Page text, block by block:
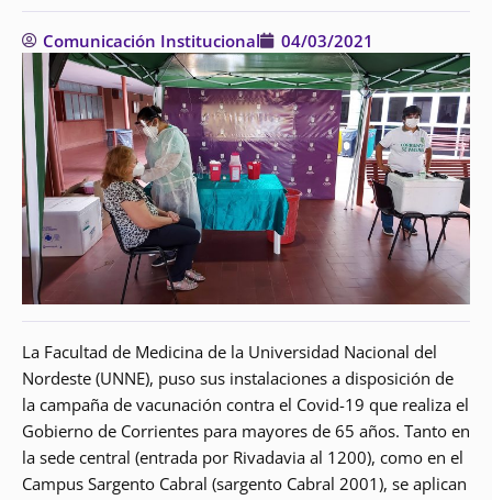
Comunicación Institucional 04/03/2021
La Facultad de Medicina de la Universidad Nacional del
Nordeste (UNNE), puso sus instalaciones a disposición de
la campaña de vacunación contra el Covid-19 que realiza el
Gobierno de Corrientes para mayores de 65 años. Tanto en
la sede central (entrada por Rivadavia al 1200), como en el
Campus Sargento Cabral (sargento Cabral 2001), se aplican